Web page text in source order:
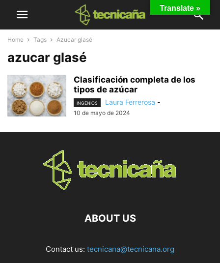
Home Tags Azucar glasé
azucar glasé
Clasificación completa de los
tipos de azúcar
INGENIOS Laura Ferrerosa -
10 de mayo de 2024
ABOUT US
Contact us: tecnicana@tecnicana.org
Translate »